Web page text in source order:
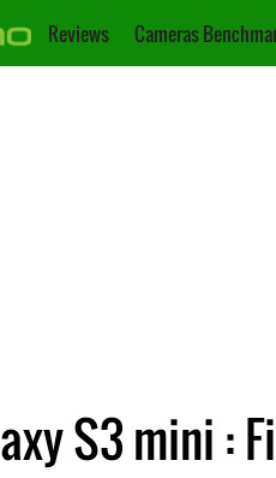
Reviews Cameras
S3 mini :